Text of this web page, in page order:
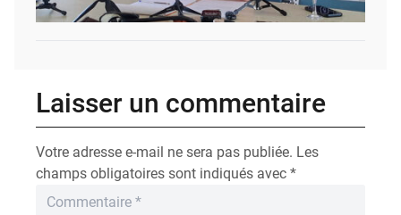
Laisser un commentaire
Votre adresse e-mail ne sera pas publiée. Les
champs obligatoires sont indiqués avec *